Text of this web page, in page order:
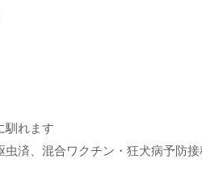
馴れます
虫済、混合ワクチン・狂犬病予防